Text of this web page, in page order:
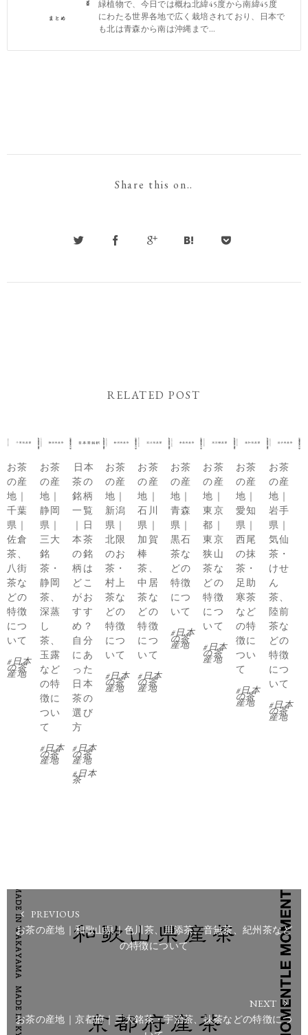
緑植物で、今日では概ね北緯45度から南緯45度
にわたる世界各地で広く栽培されており、日本で
も北は青森から南は沖縄まで...
Share this on..
RELATED POST
お茶
の産
地｜
千葉
県｜
佐倉
茶、
八街
茶な
どの
特徴
につ
いて
日本
の茶
産地
お茶
の産
地｜
静岡
県｜
三大
銘
茶・
静岡
茶、
深蒸
し
茶、
玉露
など
の特
徴に
つい
て
日本
の茶
産地
日本
茶の
銘柄
一覧
｜日
本茶
の銘
柄は
どこ
がお
すす
め？
自分
にあ
った
日本
茶の
選び
方
日本
の茶
産地
日本
茶
お茶
の産
地｜
新潟
県｜
北限
のお
茶・
村上
茶な
どの
特徴
につ
いて
日本
の茶
産地
お茶
の産
地｜
石川
県｜
加賀
棒
茶、
中居
茶な
どの
特徴
につ
いて
日本
の茶
産地
お茶
の産
地｜
青森
県｜
黒石
茶な
どの
特徴
につ
いて
日本
の茶
産地
お茶
の産
地｜
東京
都｜
東京
狭山
茶な
どの
特徴
につ
いて
日本
の茶
産地
お茶
の産
地｜
愛知
県｜
西尾
の抹
茶・
足助
寒茶
など
の特
徴に
つい
て
日本
の茶
産地
お茶
の産
地｜
岩手
県｜
気仙
茶・
けせ
ん
茶、
陸前
茶な
どの
特徴
につ
いて
日本
の茶
産地
PREVIOUS
お茶の産地｜和歌山県｜色川茶、川添茶、音無茶、紀州茶など
の特徴について
NEXT
お茶の産地｜京都府｜三大銘茶・宇治茶、抹茶などの特徴につ